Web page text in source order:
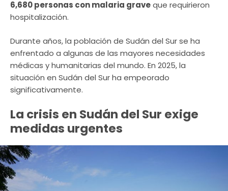
6,680 personas con malaria graveque requirieron
hospitalización.
Durante años, la población de Sudán del Sur se ha
enfrentado a algunas de las mayores necesidades
médicas y humanitarias del mundo. En 2025, la
situación en Sudán del Sur ha empeorado
significativamente.
La crisis en Sudán del Sur exige
medidas urgentes